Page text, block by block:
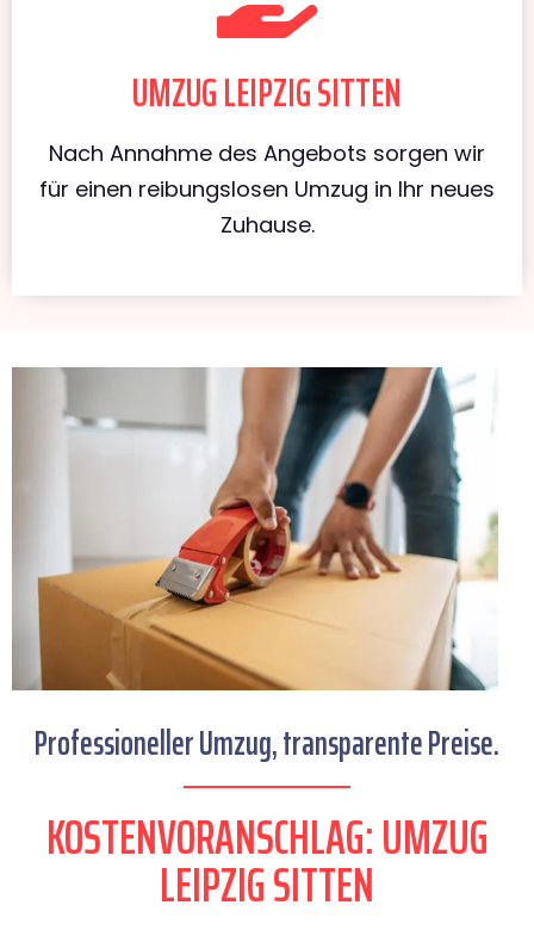
UMZUG LEIPZIG SITTEN
Nach Annahme des Angebots sorgen wir
für einen reibungslosen Umzug in Ihr neues
Zuhause.
Professioneller Umzug, transparente Preise.
KOSTENVORANSCHLAG: UMZUG
LEIPZIG SITTEN